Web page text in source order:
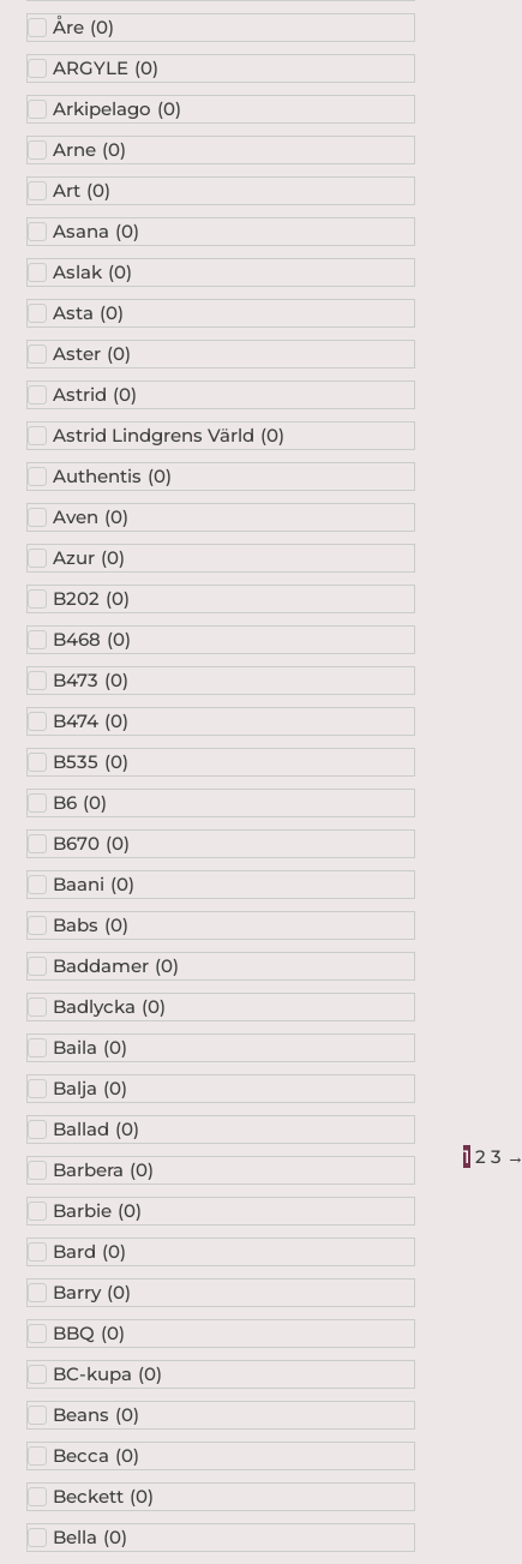
Åre (0)
ARGYLE (0)
Arkipelago (0)
Arne (0)
Art (0)
Asana (0)
Aslak (0)
Asta (0)
Aster (0)
Astrid (0)
Astrid Lindgrens Värld (0)
Authentis (0)
Aven (0)
Azur (0)
B202 (0)
B468 (0)
B473 (0)
B474 (0)
B535 (0)
B6 (0)
B670 (0)
Baani (0)
Babs (0)
Baddamer (0)
Badlycka (0)
Baila (0)
Balja (0)
Ballad (0)
Barbera (0)
Barbie (0)
Bard (0)
Barry (0)
BBQ (0)
BC-kupa (0)
Beans (0)
Becca (0)
Beckett (0)
Bella (0)
1 2 3 →